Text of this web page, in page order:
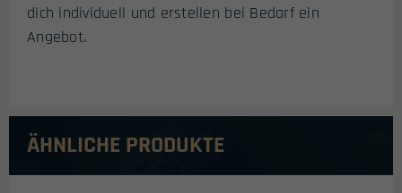
dich individuell und erstellen bei Bedarf ein
Angebot.
ÄHNLICHE PRODUKTE